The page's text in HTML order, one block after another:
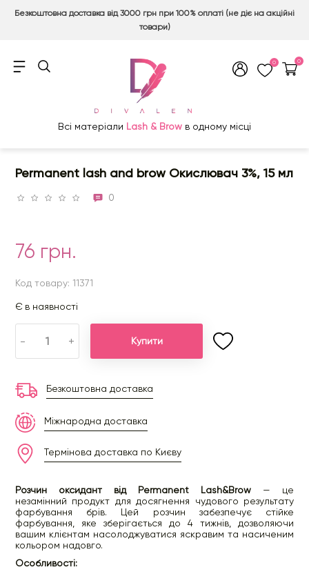
Безкоштовна доставка від 3000 грн при 100% оплаті (не діє на акційні
товари)
0 0
Всі матеріали Lash & Brow в одному місці
Permanent lash and brow Окислювач 3%, 15 мл
0
76 грн.
Код товару: 11371
Є в наявності
- + Купити
Безкоштовна доставка
Міжнародна доставка
Термінова доставка по Києву
Розчин оксидант від Permanent Lash&Brow — це
незамінний продукт для досягнення чудового результату
фарбування брів. Цей розчин забезпечує стійке
фарбування, яке зберігається до 4 тижнів, дозволяючи
вашим клієнтам насолоджуватися яскравим та насиченим
кольором надовго.
Особливості: